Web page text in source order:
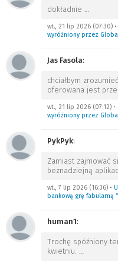
dokładnie …
wt., 21 lip 2026 (07:30) •
wyróżniony przez
Jas Fasola:
chciałbym
oferowana jest
wt., 21 lip 2026 (07:12) •
wyróżniony przez
PykPyk:
Zamiast zajmować
beznadziejną
wt., 7 lip 2026 (16:36) •
bankową grę fabularną
human1:
Trochę spóźniony
kwietniu. …